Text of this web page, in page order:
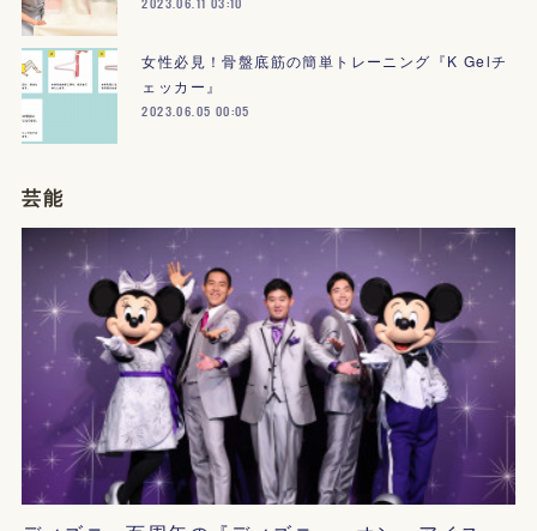
女性必見！骨盤底筋の簡単トレーニング『K Gelチ
ェッカー』
2023.06.05 00:05
芸能